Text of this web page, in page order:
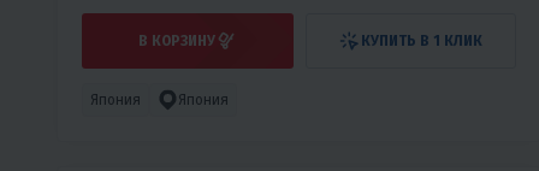
В КОРЗИНУ КУПИТЬ В 1 КЛИК
Япония Япония